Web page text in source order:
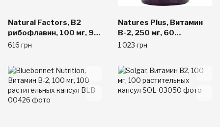
Natural Factors, B2
рибофлавин, 100 мг, 90
таблеток
616 грн
Natures Plus, Витамин
B-2, 250 мг, 60
таблеток
1 023 грн